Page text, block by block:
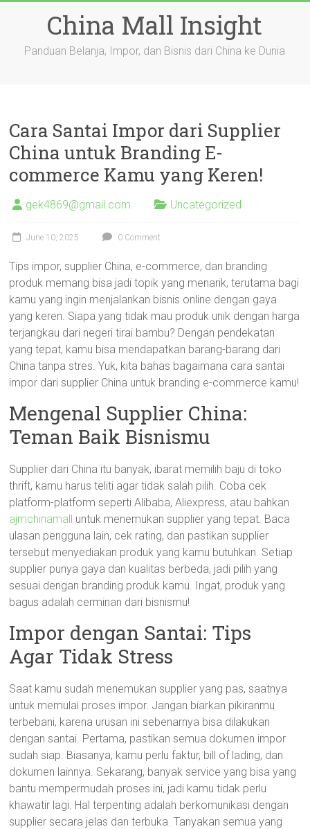
China Mall Insight
Panduan Belanja, Impor, dan Bisnis dari China ke Dunia
Cara Santai Impor dari Supplier
China untuk Branding E-
commerce Kamu yang Keren!
gek4869@gmail.com Uncategorized
June 10, 2025 0 Comment
Tips impor, supplier China, e-commerce, dan branding
produk memang bisa jadi topik yang menarik, terutama bagi
kamu yang ingin menjalankan bisnis online dengan gaya
yang keren. Siapa yang tidak mau produk unik dengan harga
terjangkau dari negeri tirai bambu? Dengan pendekatan
yang tepat, kamu bisa mendapatkan barang-barang dari
China tanpa stres. Yuk, kita bahas bagaimana cara santai
impor dari supplier China untuk branding e-commerce kamu!
Mengenal Supplier China:
Teman Baik Bisnismu
Supplier dari China itu banyak, ibarat memilih baju di toko
thrift, kamu harus teliti agar tidak salah pilih. Coba cek
platform-platform seperti Alibaba, Aliexpress, atau bahkan
ajmchinamall untuk menemukan supplier yang tepat. Baca
ulasan pengguna lain, cek rating, dan pastikan supplier
tersebut menyediakan produk yang kamu butuhkan. Setiap
supplier punya gaya dan kualitas berbeda, jadi pilih yang
sesuai dengan branding produk kamu. Ingat, produk yang
bagus adalah cerminan dari bisnismu!
Impor dengan Santai: Tips
Agar Tidak Stress
Saat kamu sudah menemukan supplier yang pas, saatnya
untuk memulai proses impor. Jangan biarkan pikiranmu
terbebani, karena urusan ini sebenarnya bisa dilakukan
dengan santai. Pertama, pastikan semua dokumen impor
sudah siap. Biasanya, kamu perlu faktur, bill of lading, dan
dokumen lainnya. Sekarang, banyak service yang bisa yang
bantu mempermudah proses ini, jadi kamu tidak perlu
khawatir lagi. Hal terpenting adalah berkomunikasi dengan
supplier secara jelas dan terbuka. Tanyakan semua yang